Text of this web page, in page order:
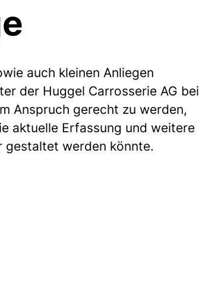
auch kleinen Anliegen
der Huggel Carrosserie AG bei
Anspruch gerecht zu werden,
aktuelle Erfassung und weitere
gestaltet werden könnte.